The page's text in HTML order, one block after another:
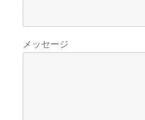
メッセージ